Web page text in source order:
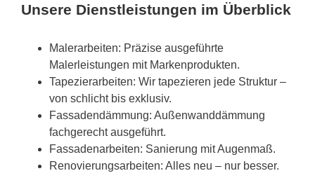
Unsere Dienstleistungen im Überblick
Malerarbeiten: Präzise ausgeführte
Malerleistungen mit Markenprodukten.
Tapezierarbeiten: Wir tapezieren jede Struktur –
von schlicht bis exklusiv.
Fassadendämmung: Außenwanddämmung
fachgerecht ausgeführt.
Fassadenarbeiten: Sanierung mit Augenmaß.
Renovierungsarbeiten: Alles neu – nur besser.